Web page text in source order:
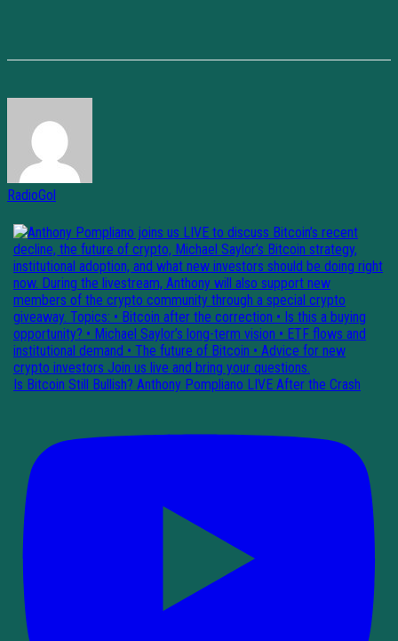
RadioGol
Is Bitcoin Still Bullish? Anthony Pompliano LIVE After the Crash